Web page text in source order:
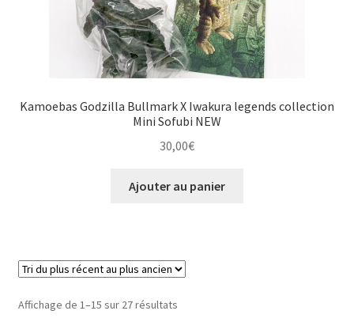
Kamoebas Godzilla Bullmark X Iwakura legends collection
Mini Sofubi NEW
30,00€
Ajouter au panier
Affichage de 1–15 sur 27 résultatsTrié